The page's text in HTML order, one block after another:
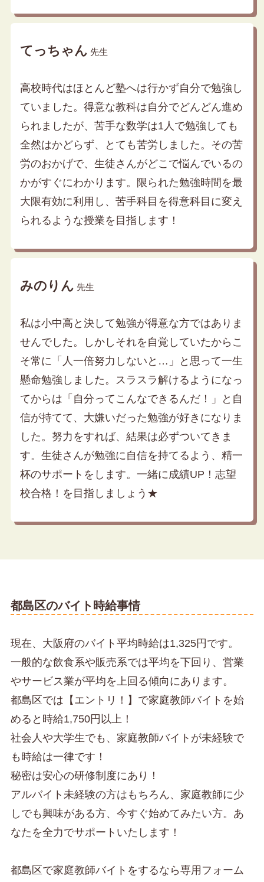
てっちゃん 先生
高校時代はほとんど塾へは行かず自分で勉強し
ていました。得意な教科は自分でどんどん進め
られましたが、苦手な数学は1人で勉強しても
全然はかどらず、とても苦労しました。その苦
労のおかげで、生徒さんがどこで悩んでいるの
かがすぐにわかります。限られた勉強時間を最
大限有効に利用し、苦手科目を得意科目に変え
られるような授業を目指します！
みのりん 先生
私は小中高と決して勉強が得意な方ではありま
せんでした。しかしそれを自覚していたからこ
そ常に「人一倍努力しないと…」と思って一生
懸命勉強しました。スラスラ解けるようになっ
てからは「自分ってこんなできるんだ！」と自
信が持てて、大嫌いだった勉強が好きになりま
した。努力をすれば、結果は必ずついてきま
す。生徒さんが勉強に自信を持てるよう、精一
杯のサポートをします。一緒に成績UP！志望
校合格！を目指しましょう★
都島区のバイト時給事情
現在、大阪府のバイト平均時給は1,325円です。
一般的な飲食系や販売系では平均を下回り、営業
やサービス業が平均を上回る傾向にあります。
都島区では【エントリ！】で家庭教師バイトを始
めると時給1,750円以上！
社会人や大学生でも、家庭教師バイトが未経験で
も時給は一律です！
秘密は安心の研修制度にあり！
アルバイト未経験の方はもちろん、家庭教師に少
しでも興味がある方、今すぐ始めてみたい方。あ
なたを全力でサポートいたします！
都島区で家庭教師バイトをするなら専用フォーム